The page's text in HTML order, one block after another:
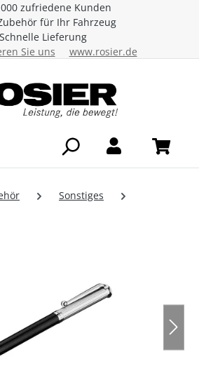
zufriedene Kunden
für Ihr Fahrzeug
Schnelle Lieferung
Sie uns
www.rosier.de
Sonstiges